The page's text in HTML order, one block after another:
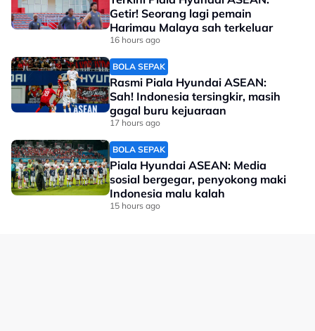
Untuk rekod, ini merupakan pentas akhir pertama
mereka selepas tiga kejohanan.
Related Topics
#Masters Korea #badminton #Soh Wooi Yik
Getir! Seorang lagi pemain
Harimau Malaya sah terkeluar
16 hours ago
BOLA SEPAK
Rasmi Piala Hyundai ASEAN:
Sah! Indonesia tersingkir, masih
gagal buru kejuaraan
17 hours ago
BOLA SEPAK
Piala Hyundai ASEAN: Media
sosial bergegar, penyokong maki
Indonesia malu kalah
15 hours ago